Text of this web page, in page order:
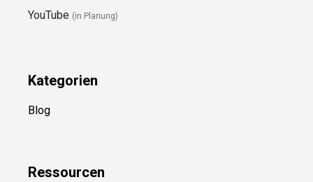
YouTube (in Planung)
Kategorien
Blog
Ressourcen